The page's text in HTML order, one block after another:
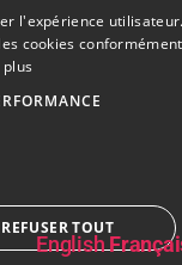
English
l'expérience
cookies conformément
REFUSER TOUT